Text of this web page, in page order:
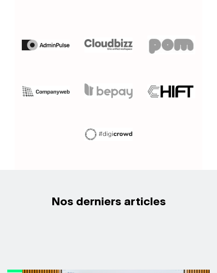
Nos derniers articles